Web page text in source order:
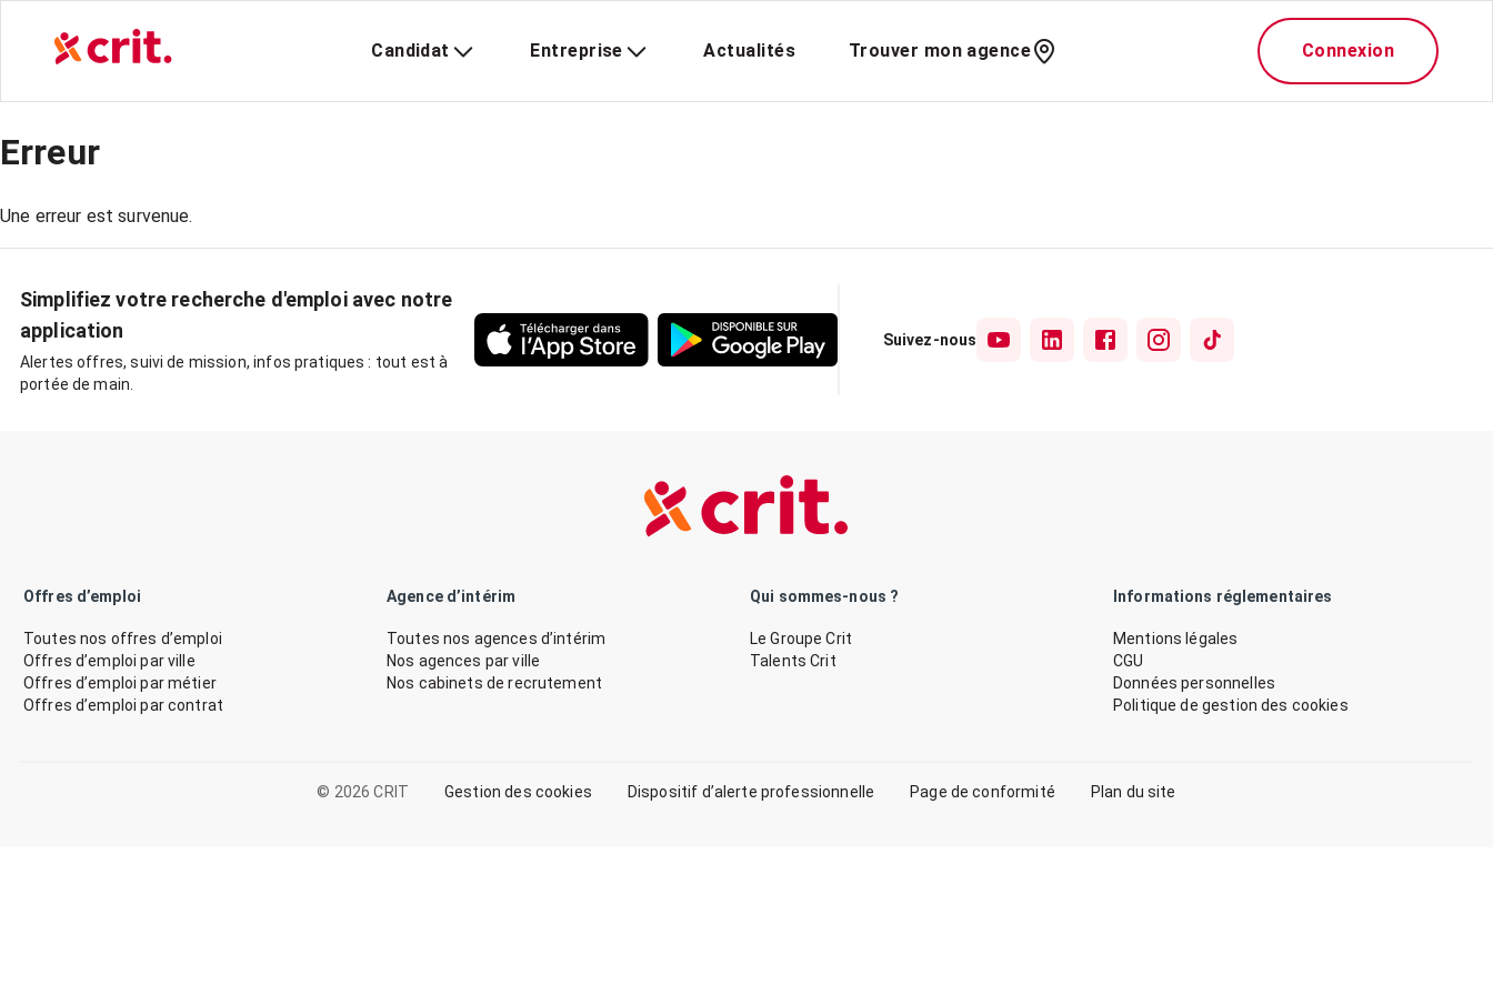
Candidat Entreprise Actualités Trouver mon agence Connexion
Erreur
Une erreur est survenue.
Simplifiez votre recherche d'emploi avec notre
application
Alertes offres, suivi de mission, infos pratiques : tout est à
portée de main.
Suivez-nous
Offres d’emploi
Toutes nos offres d’emploi
Offres d’emploi par ville
Offres d’emploi par métier
Offres d’emploi par contrat
Agence d’intérim
Toutes nos agences d’intérim
Nos agences par ville
Nos cabinets de recrutement
Qui sommes-nous ?
Le Groupe Crit
Talents Crit
Informations réglementaires
Mentions légales
CGU
Données personnelles
Politique de gestion des cookies
© 2026 CRIT Gestion des cookies Dispositif d’alerte professionnelle Page de conformité Plan du site